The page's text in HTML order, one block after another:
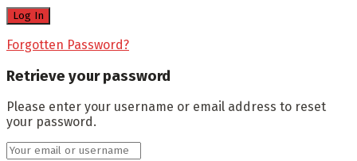
Forgotten Password?
Retrieve your password
Please enter your username or email address to reset
your password.